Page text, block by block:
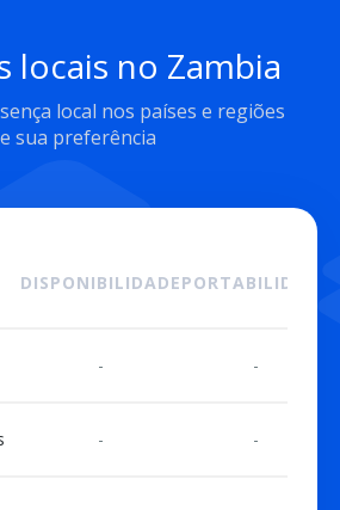
locais no Zambia
local nos países e regiões
sua preferência
DISPONIBILIDADEPORTABILIDADE
- -
- -